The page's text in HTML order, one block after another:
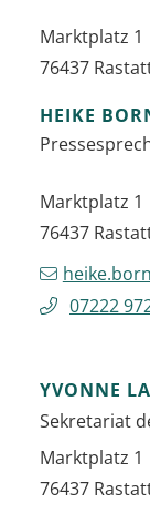
Marktplatz 1
76437
HEIKE
Marktplatz 1
76437
07222
YVONNE
Sekretariat
Marktplatz 1
76437